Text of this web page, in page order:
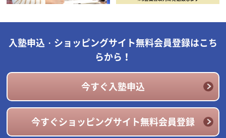
入塾申込・ショッピングサイト無料会員登録はこち
らから！
今すぐ入塾申込
今すぐショッピングサイト無料会員登録